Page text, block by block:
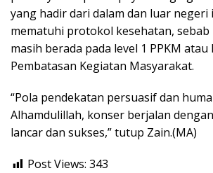
yang hadir dari dalam dan luar
mematuhi protokol kesehatan,
masih berada pada level 1 PPKM
Pembatasan Kegiatan Masyarakat.
“Pola pendekatan persuasif dan
Alhamdulillah, konser berjalan
lancar dan sukses,” tutup Zain.(MA)
Post Views: 343